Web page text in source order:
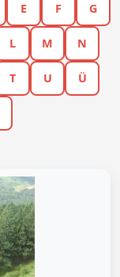
E F G
L M N
T U Ü